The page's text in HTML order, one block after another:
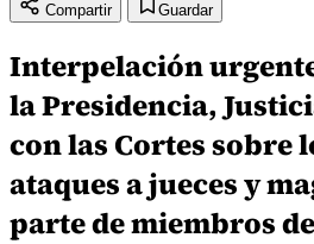
Compartir
Guardar
Interpelación
la Presidencia,
con las Cortes sobre
ataques a jueces y
parte de miembros